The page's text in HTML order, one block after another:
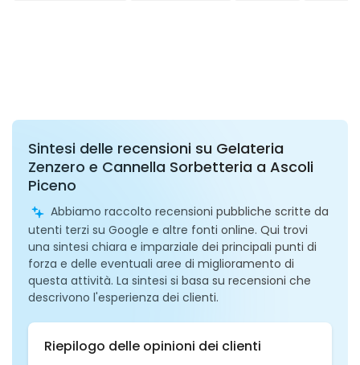
Sintesi delle recensioni su Gelateria
Zenzero e Cannella Sorbetteria a Ascoli
Piceno
Abbiamo raccolto recensioni pubbliche scritte da
utenti terzi su Google e altre fonti online. Qui trovi
una sintesi chiara e imparziale dei principali punti di
forza e delle eventuali aree di miglioramento di
questa attività. La sintesi si basa su recensioni che
descrivono l'esperienza dei clienti.
Riepilogo delle opinioni dei clienti